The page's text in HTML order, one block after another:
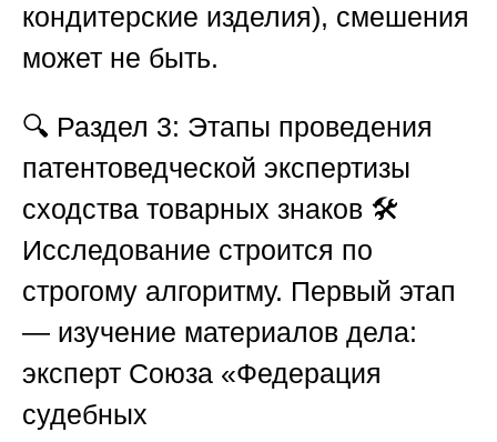
кондитерские изделия), смешения
может не быть.
🔍 Раздел 3: Этапы проведения
патентоведческой экспертизы
сходства товарных знаков 🛠️
Исследование строится по
строгому алгоритму. Первый этап
— изучение материалов дела:
эксперт Союза «Федерация
судебных